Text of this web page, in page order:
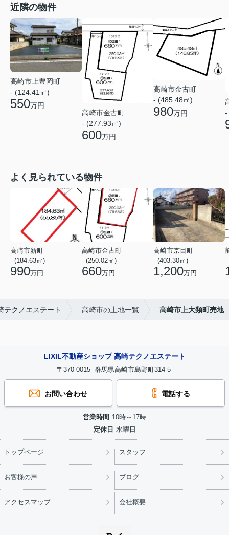
近隣の物件
高崎市上豊岡町
- (124.41㎡)
550万円
高崎市金古町
- (277.93㎡)
600万円
高崎市金古町
- (485.48㎡)
980万円
-
よく見られている物件
高崎市新町
- (184.63㎡)
990万円
高崎市金古町
- (250.02㎡)
660万円
高崎市京目町
- (403.30㎡)
1,200万円
-
テクノエステート 高崎市の土地一覧 高崎市上大類町売地
LIXIL不動産ショップ 高崎テクノエステート
〒370-0015 群馬県高崎市島野町314-5
お問い合わせ 電話する
営業時間 10時～17時
定休日 水曜日
トップページ スタッフ
お客様の声 ブログ
アクセスマップ 会社概要